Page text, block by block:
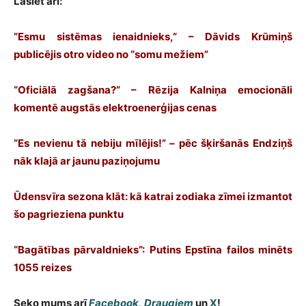
”Esmu sistēmas ienaidnieks,” – Dāvids Krūmiņš
publicējis otro video no “somu mežiem”
“Oficiālā zagšana?” – Rēzija Kalniņa emocionāli
komentē augstās elektroenerģijas cenas
“Es nevienu tā nebiju mīlējis!” – pēc šķiršanās Endziņš
nāk klajā ar jaunu paziņojumu
Ūdensvīra sezona klāt: kā katrai zodiaka zīmei izmantot
šo pagrieziena punktu
“Bagātības pārvaldnieks”: Putins Epstīna failos minēts
1055 reizes
Seko mums arīFacebook, Draugiem unX!